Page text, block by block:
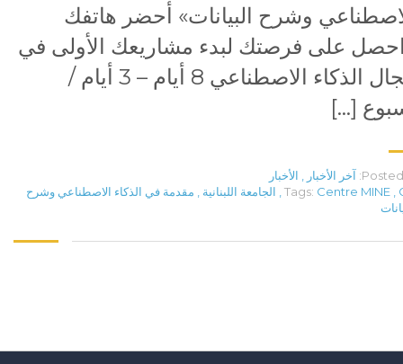
وشرح البيانات» أحضر هاتفك
على فرصتك لبدء مشاريعك الأولى في
مجال الذكاء الاصطناعي 8 أيام – 3 أيام /
[…]
Posted آخر الأخبار , الأخبار
Tags: Centre MINE ,
, الجامعة اللبنانية , مقدمة في الذكاء الاصطناعي وشرح